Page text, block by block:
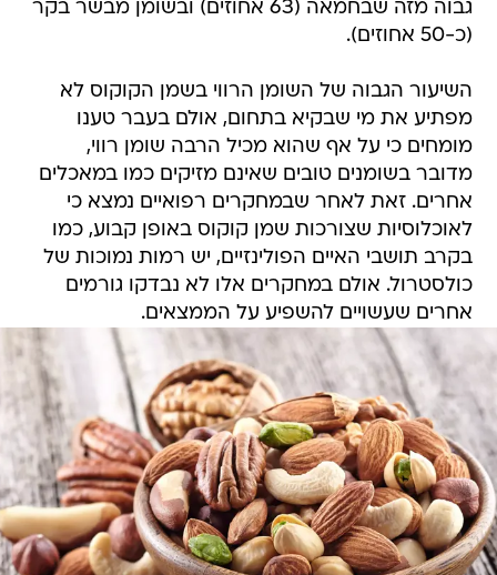
גבוה מזה שבחמאה (63 אחוזים) ובשומן מבשר בקר
(כ-50 אחוזים).
השיעור הגבוה של השומן הרווי בשמן הקוקוס לא
מפתיע את מי שבקיא בתחום, אולם בעבר טענו
מומחים כי על אף שהוא מכיל הרבה שומן רווי,
מדובר בשומנים טובים שאינם מזיקים כמו במאכלים
אחרים. זאת לאחר שבמחקרים רפואיים נמצא כי
לאוכלוסיות שצורכות שמן קוקוס באופן קבוע, כמו
בקרב תושבי האיים הפולינזיים, יש רמות נמוכות של
כולסטרול. אולם במחקרים אלו לא נבדקו גורמים
אחרים שעשויים להשפיע על הממצאים.